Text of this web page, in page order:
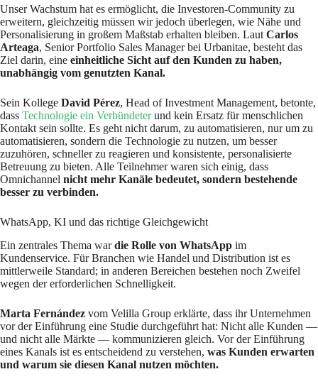
Unser Wachstum hat es ermöglicht, die Investoren-Community zu
erweitern, gleichzeitig müssen wir jedoch überlegen, wie Nähe und
Personalisierung in großem Maßstab erhalten bleiben. Laut Carlos
Arteaga, Senior Portfolio Sales Manager bei Urbanitae, besteht das
Ziel darin, eine einheitliche Sicht auf den Kunden zu haben,
unabhängig vom genutzten Kanal.
Sein Kollege David Pérez, Head of Investment Management, betonte,
dass Technologie ein Verbündeterund kein Ersatz für menschlichen
Kontakt sein sollte. Es geht nicht darum, zu automatisieren, nur um zu
automatisieren, sondern die Technologie zu nutzen, um besser
zuzuhören, schneller zu reagieren und konsistente, personalisierte
Betreuung zu bieten. Alle Teilnehmer waren sich einig, dass
Omnichannel nicht mehr Kanäle bedeutet, sondern bestehende
besser zu verbinden.
WhatsApp, KI und das richtige Gleichgewicht
Ein zentrales Thema wardie Rolle von WhatsApp im
Kundenservice. Für Branchen wie Handel und Distribution ist es
mittlerweile Standard; in anderen Bereichen bestehen noch Zweifel
wegen der erforderlichen Schnelligkeit.
Marta Fernández vom Velilla Group erklärte, dass ihr Unternehmen
vor der Einführung eine Studie durchgeführt hat: Nicht alle Kunden —
und nicht alle Märkte — kommunizieren gleich. Vor der Einführung
eines Kanals ist es entscheidend zu verstehen, was Kunden erwarten
und warum sie diesen Kanal nutzen möchten.